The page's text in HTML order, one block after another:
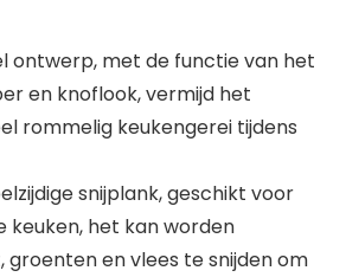
ontwerp, met de functie van het
en knoflook, vermijd het
rommelig keukengerei tijdens
snijplank, geschikt voor
keuken, het kan worden
en vlees te snijden om